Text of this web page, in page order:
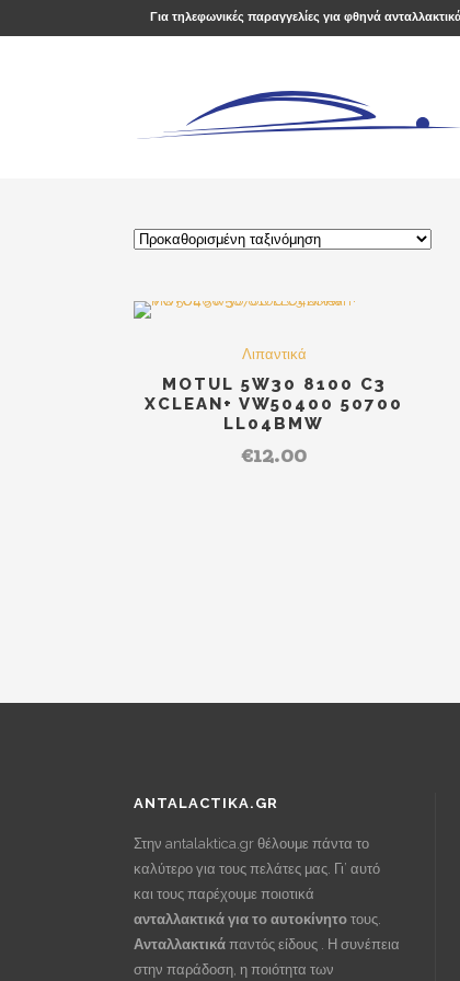
Για τηλεφωνικές παραγγελίες για φθηνά
Λιπαντικά
MOTUL 5W30 8100 C3
XCLEAN+ VW50400 50700
LL04BMW
€12.00
ANTALACTIKA.GR
Στην antalaktica.gr θέλουμε πάντα το
καλύτερο για τους πελάτες μας. Γι’ αυτό
και τους παρέχουμε ποιοτικά
ανταλλακτικά για το αυτοκίνητο τους.
Ανταλλακτικά παντός είδους . Η συνέπεια
στην παράδοση, η ποιότητα των